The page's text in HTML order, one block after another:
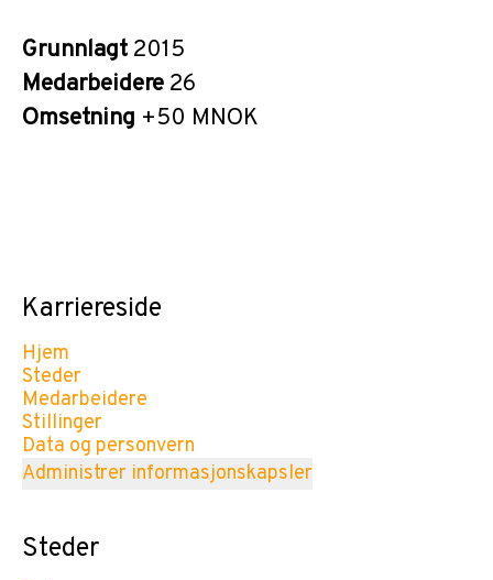
Grunnlagt 2015
Medarbeidere 26
Omsetning +50 MNOK
Karriereside
Hjem
Steder
Medarbeidere
Stillinger
Data og personvern
Administrer informasjonskapsler
Steder